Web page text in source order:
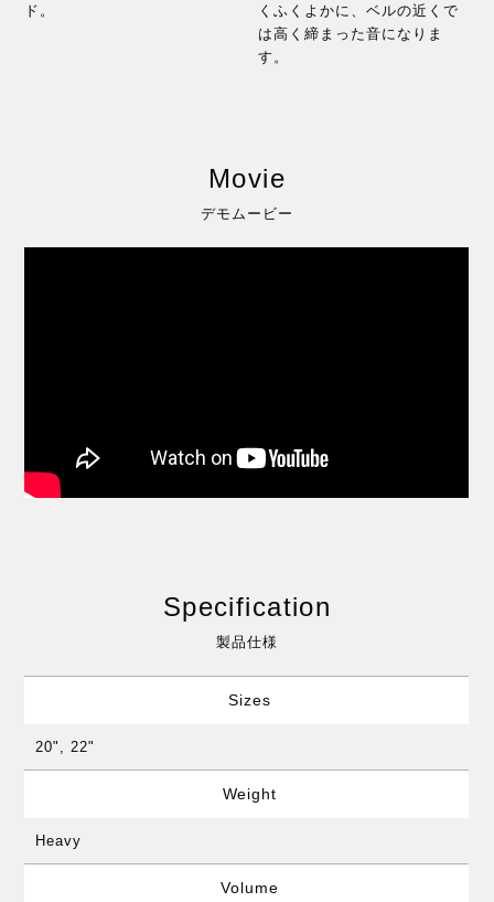
ド。
くふくよかに、ベルの近くで
は高く締まった音になりま
す。
Movie
デモムービー
Specification
製品仕様
Sizes
20", 22"
Weight
Heavy
Volume